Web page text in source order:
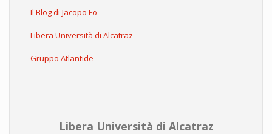
Il Blog di Jacopo Fo
Libera Università di Alcatraz
Gruppo Atlantide
Libera Università di Alcatraz